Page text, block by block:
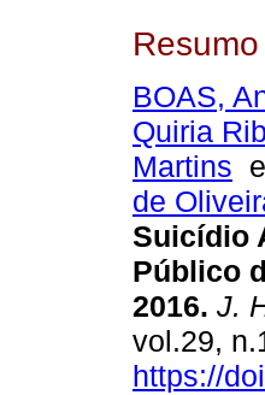
Resumo
BOAS,
Quiria
Martins e
de
Suicídio
Público
2016. J.
vol.29,
https://